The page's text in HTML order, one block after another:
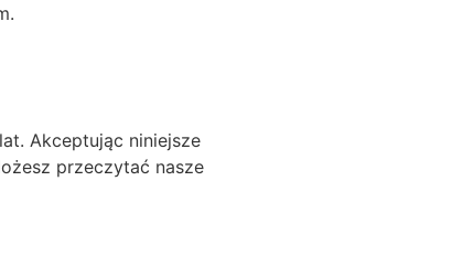
Akceptując niniejsze
przeczytać nasze